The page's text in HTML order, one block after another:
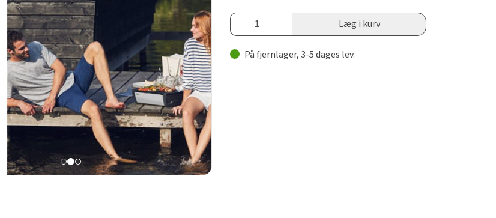
Læg i kurv
På fjernlager, 3-5 dages lev.